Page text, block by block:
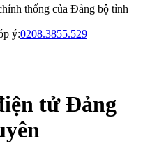
thống của Đảng bộ tỉnh
ý:0208.3855.529
tử Đảng